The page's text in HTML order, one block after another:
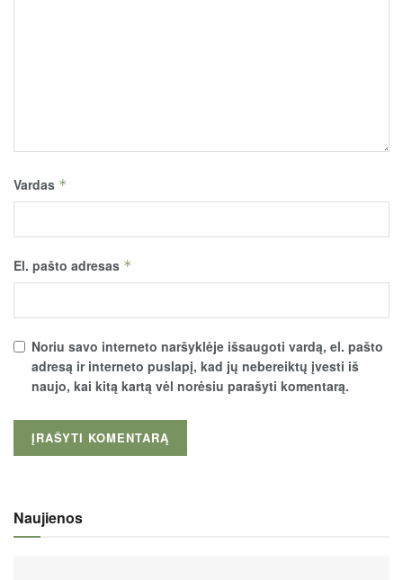
Vardas *
El. pašto adresas *
Noriu savo interneto naršyklėje išsaugoti vardą, el. pašto
adresą ir interneto puslapį, kad jų nebereiktų įvesti iš
naujo, kai kitą kartą vėl norėsiu parašyti komentarą.
Naujienos